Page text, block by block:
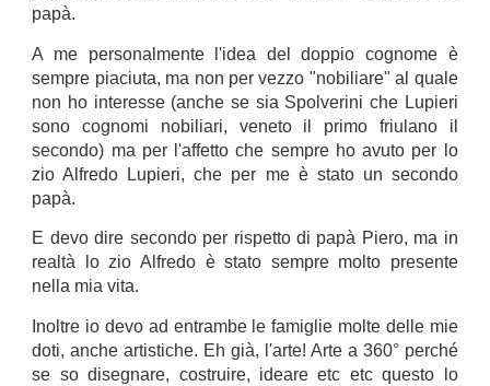
papà.
A me personalmente l'idea del doppio cognome è
sempre piaciuta, ma non per vezzo "nobiliare" al quale
non ho interesse (anche se sia Spolverini che Lupieri
sono cognomi nobiliari, veneto il primo friulano il
secondo) ma per l'affetto che sempre ho avuto per lo
zio Alfredo Lupieri, che per me è stato un secondo
papà.
E devo dire secondo per rispetto di papà Piero, ma in
realtà lo zio Alfredo è stato sempre molto presente
nella mia vita.
Inoltre io devo ad entrambe le famiglie molte delle mie
doti, anche artistiche. Eh già, l'arte! Arte a 360° perché
se so disegnare, costruire, ideare etc etc questo lo